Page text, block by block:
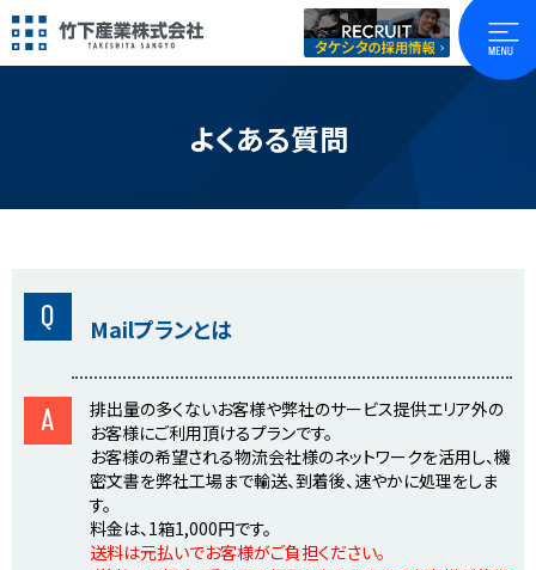
よくある質問
Q Mailプランとは
A
排出量の多くないお客様や弊社のサービス提供エリア外の
お客様にご利用頂けるプランです。
お客様の希望される物流会社様のネットワークを活用し、機
密文書を弊社工場まで輸送、到着後、速やかに処理をしま
す。
料金は、1箱1,000円です。
送料は元払いでお客様がご負担ください。